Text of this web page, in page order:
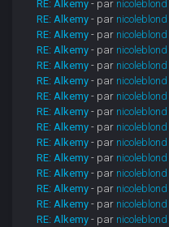
RE: Alkemy - par nicoleblond
RE: Alkemy - par nicoleblond
RE: Alkemy - par nicoleblond
RE: Alkemy - par nicoleblond
RE: Alkemy - par nicoleblond
RE: Alkemy - par nicoleblond
RE: Alkemy - par nicoleblond
RE: Alkemy - par nicoleblond
RE: Alkemy - par nicoleblond
RE: Alkemy - par nicoleblond
RE: Alkemy - par nicoleblond
RE: Alkemy - par nicoleblond
RE: Alkemy - par nicoleblond
RE: Alkemy - par nicoleblond
RE: Alkemy - par nicoleblond